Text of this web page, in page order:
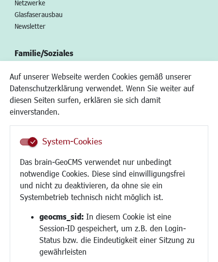
Auf unserer Webseite werden Cookies gemäß unserer
Datenschutzerklärung verwendet. Wenn Sie weiter auf
diesen Seiten surfen, erklären sie sich damit
einverstanden.
System-Cookies
Das brain-GeoCMS verwendet nur unbedingt
notwendige Cookies. Diese sind einwilligungsfrei
und nicht zu deaktivieren, da ohne sie ein
Systembetrieb technisch nicht möglich ist.
geocms_sid: In diesem Cookie ist eine
Session-ID gespeichert, um z.B. den Login-
Status bzw. die Eindeutigkeit einer Sitzung zu
gewährleisten
Netzwerke
Glasfaserausbau
Newsletter
Familie/Soziales
Kinderbetreuung
Kinder und Jugend
Institutionen für Familien
Frauen
Schule
Demokratie leben
Ukrainehilfe
Hilfe für Geflüchtete
Religion
Bauen/Umwelt/Mobilität
Bebauungsplanung